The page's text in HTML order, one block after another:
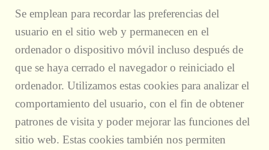
Se emplean para recordar las preferencias del
usuario en el sitio web y permanecen en el
ordenador o dispositivo móvil incluso después de
que se haya cerrado el navegador o reiniciado el
ordenador. Utilizamos estas cookies para analizar el
comportamiento del usuario, con el fin de obtener
patrones de visita y poder mejorar las funciones del
sitio web. Estas cookies también nos permiten